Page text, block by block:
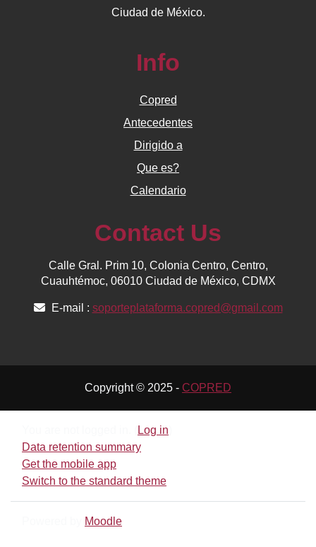
Ciudad de México.
Info
Copred
Antecedentes
Dirigido a
Que es?
Calendario
Contact Us
Calle Gral. Prim 10, Colonia Centro, Centro,
Cuauhtémoc, 06010 Ciudad de México, CDMX
E-mail : soporteplataforma.copred@gmail.com
Copyright © 2025 - COPRED
Log in
Data retention summary
Get the mobile app
Switch to the standard theme
Moodle